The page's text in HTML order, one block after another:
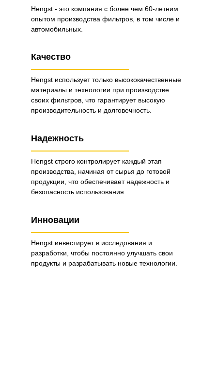
Hengst - это компания с более чем 60-летним
опытом производства фильтров, в том числе и
автомобильных.
Качество
Надежность
Hengst использует только высококачественные
материалы и технологии при производстве
своих фильтров, что гарантирует высокую
производительность и долговечность.
Инновации
Hengst строго контролирует каждый этап
производства, начиная от сырья до готовой
продукции, что обеспечивает надежность и
безопасность использования.
Hengst инвестирует в исследования и
разработки, чтобы постоянно улучшать свои
продукты и разрабатывать новые технологии.